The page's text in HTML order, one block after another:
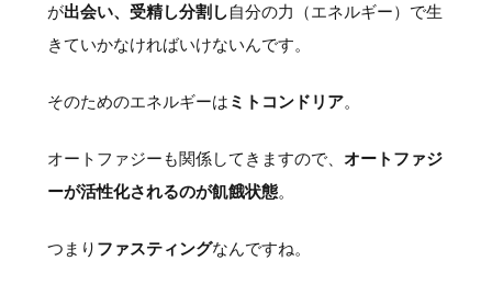
が出会い、受精し分割し自分の力（エネルギー）で生
きていかなければいけないんです。
そのためのエネルギーは ミトコンドリア。
オートファジーも関係してきますので、 オートファジ
ーが活性化されるのが飢餓状態。
つまり ファスティングなんですね。